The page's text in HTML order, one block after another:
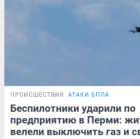
ПРОИСШЕСТВИЯ АТАКИ БПЛА
Беспилотники ударили по
предприятию в Перми:
велели выключить газ и